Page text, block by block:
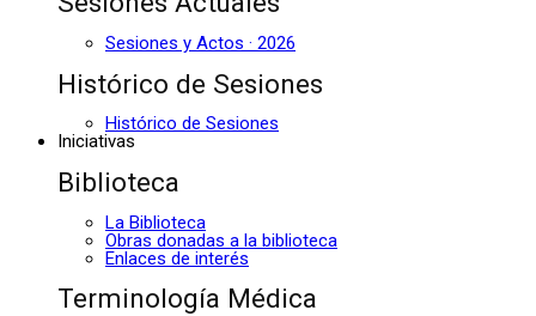
Sesiones y Actos · 2026
Histórico de Sesiones
Histórico de Sesiones
Iniciativas
Biblioteca
La Biblioteca
Obras donadas a la biblioteca
Enlaces de interés
Terminología Médica